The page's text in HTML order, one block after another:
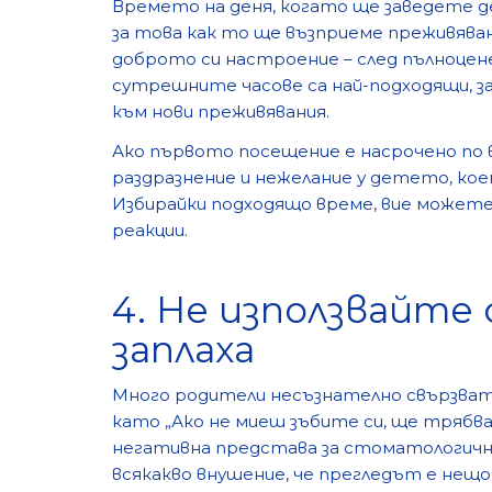
Времето на деня, когато ще заведете
за това как то ще възприеме
доброто си настроение – след
сутрешните часове са най-подходящи,
към нови преживявания.
Ако първото посещение е насрочено по
раздразнение и нежелание у детето,
Избирайки подходящо време, вие
реакции.
4. Не
заплаха
Много родители несъзнателно
като „Ако не миеш зъбите си, ще
негативна представа за
всякакво внушение, че прегледът е